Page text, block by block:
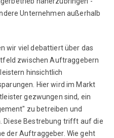
Unternehmen außerhalb
wir viel debattiert über das
zwischen Auftraggebern
hinsichtlich
Hier wird im Markt
gezwungen sind, ein
zu betreiben und
Diese Bestrebung trifft auf die
der Auftraggeber. Wie geht